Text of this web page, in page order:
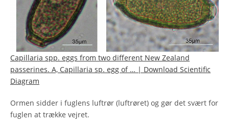
Capillaria spp. eggs from two different New Zealand
passerines. A, Capillaria sp. egg of … | Download Scientific
Diagram
Ormen sidder i fuglens luftrør (luftrøret) og gør det svært for
fuglen at trække vejret.